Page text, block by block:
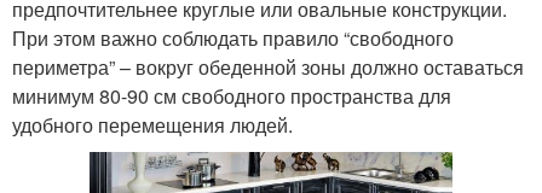
предпочтительнее круглые или овальные конструкции.
При этом важно соблюдать правило “свободного
периметра” – вокруг обеденной зоны должно оставаться
минимум 80-90 см свободного пространства для
удобного перемещения людей.